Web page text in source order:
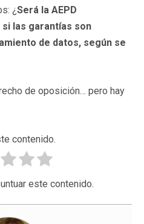
¿Será la AEPD
las garantías son
de datos, según se
de oposición… pero hay
contenido.
este contenido.